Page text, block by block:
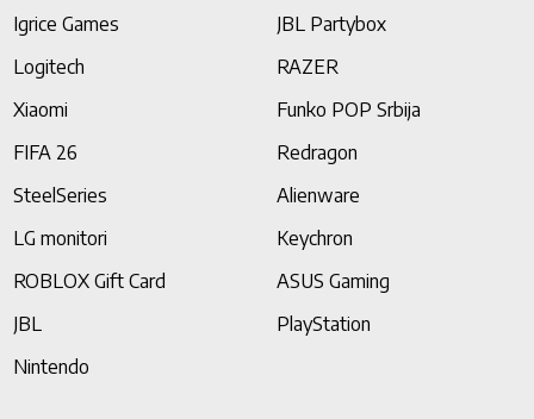
Igrice Games
JBL Partybox
Logitech
RAZER
Xiaomi
Funko POP Srbija
FIFA 26
Redragon
SteelSeries
Alienware
LG monitori
Keychron
ROBLOX Gift Card
ASUS Gaming
JBL
PlayStation
Nintendo